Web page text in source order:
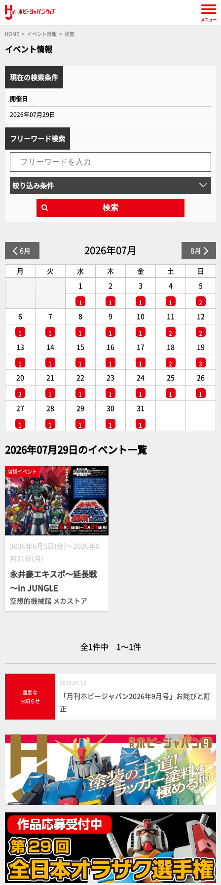
HOME イベント情報 検索
イベント情報
現在の検索条件
開催日
2026年07月29日
フリーワード検索
絞り込み条件
検索
6月 2026年07月 8月
月 火 水 木 金 土
日
1
1
2
1
3
1
4
1
5
2
6
1
7
1
8
1
9
1
10
1
11
2
12
2
13
1
14
1
15
1
16
1
17
1
18
2
19
3
20
2
21
1
22
1
23
1
24
1
25
1
26
1
27
1
28
1
29
1
30
1
31
1
2026年07月29日のイベント一覧
店舗イベント
2026年6月5日(金)～2026年8
月31日(月)
永井豪エキスポ～延長戦
～in JUNGLE
空想的機械館 メカストア
全1件中 1～1件
重要な
お知らせ
2026.07.25
「月刊ホビージャパン2026年9月号」お詫びと訂
正
メニュー